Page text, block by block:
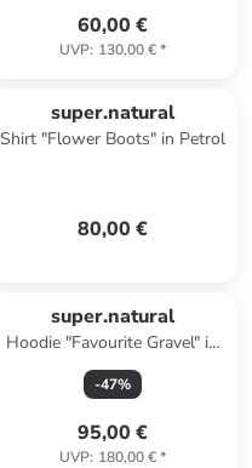
60,00 €
UVP: 130,00 €*
super.natural
Shirt "Flower Boots" in Petrol
80,00 €
super.natural
Hoodie "Favourite Gravel" in
Pink
-47%
95,00 €
UVP: 180,00 €*